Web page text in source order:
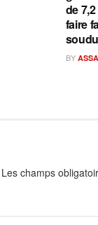
de
faire
BY
Les champs